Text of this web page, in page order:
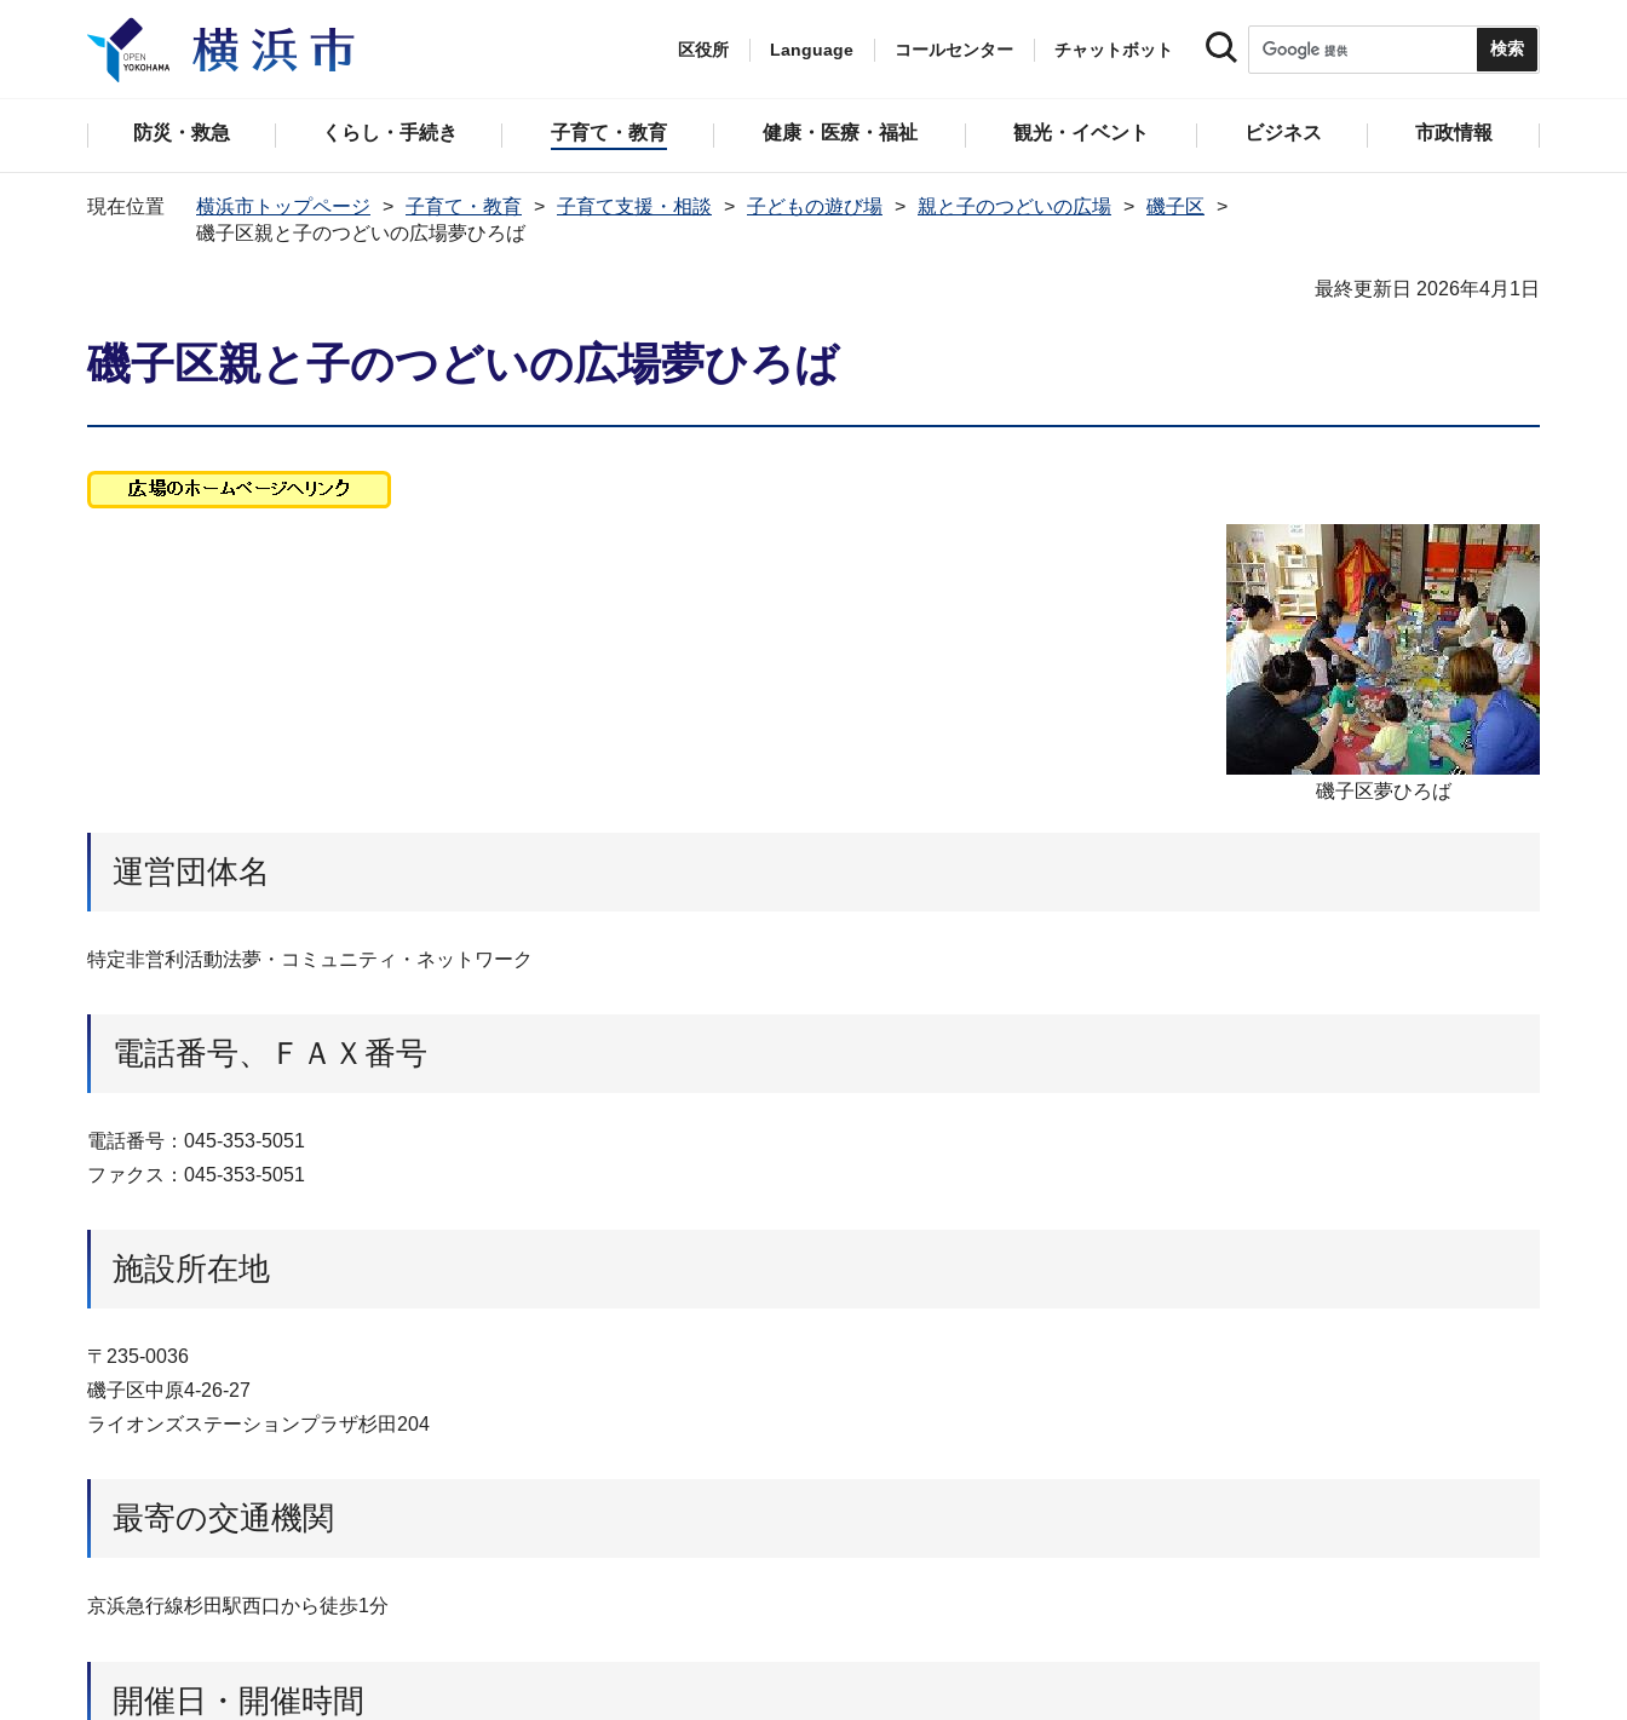
区役所 Language コールセンター チャットボット
防災・救急 くらし・手続き 子育て・教育 健康・医療・福祉 観光・イベント ビジネス 市政情報
現在位置 横浜市トップページ 子育て・教育 子育て支援・相談 子どもの遊び場 親と子のつどいの広場
磯子区
磯子区親と子のつどいの広場夢ひろば
最終更新日 2026年4月1日
磯子区親と子のつどいの広場夢ひろば
磯子区夢ひろば
運営団体名
特定非営利活動法夢・コミュニティ・ネットワーク
電話番号、ＦＡＸ番号
電話番号：045-353-5051
ファクス：045-353-5051
施設所在地
〒235-0036
磯子区中原4-26-27
ライオンズステーションプラザ杉田204
最寄の交通機関
京浜急行線杉田駅西口から徒歩1分
開催日・開催時間